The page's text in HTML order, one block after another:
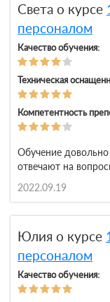
Света о курсе
персоналом
Качество обучения:
Техническая
Компетентность
Обучение
отвечают на
2022.09.19
Юлия о курсе
персоналом
Качество обучения: